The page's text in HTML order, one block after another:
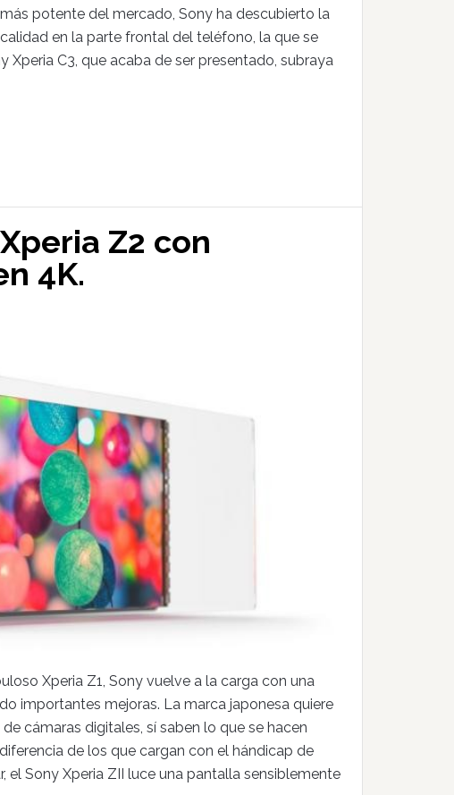
potente del mercado, Sony ha descubierto la
en la parte frontal del teléfono, la que se
C3, que acaba de ser presentado, subraya
Z2 con
4K.
Xperia Z1, Sony vuelve a la carga con una
importantes mejoras. La marca japonesa quiere
cámaras digitales, sí saben lo que se hacen
de los que cargan con el hándicap de
el Sony Xperia ZII luce una pantalla sensiblemente